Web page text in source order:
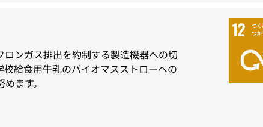
ンガス排出を約制する製造機器への切
給食用牛乳のバイオマスストローへの
ます。